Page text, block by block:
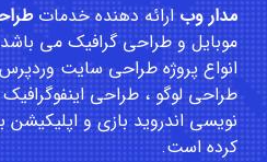
مدار وبارائه دهنده خدمات
موبایلوطراحی گرافیک می
انواع پروژه طراحی سایت
طراحی لوگو ، طراحی اینفوگرافیک
نویسی اندروید بازی و اپلیکیشن
کرده است.